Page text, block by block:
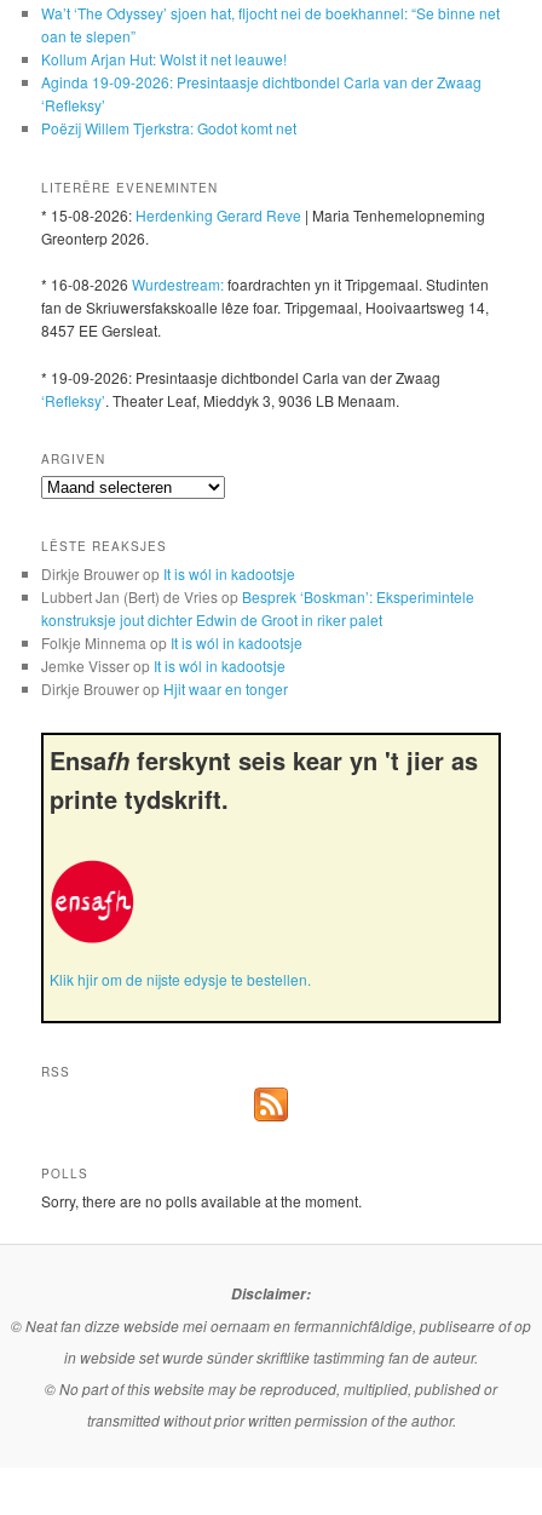
Wa’t ‘The Odyssey’ sjoen hat, fljocht nei de boekhannel: “Se binne net
oan te slepen”
Kollum Arjan Hut: Wolst it net leauwe!
Aginda 19-09-2026: Presintaasje dichtbondel Carla van der Zwaag
‘Refleksy’
Poëzij Willem Tjerkstra: Godot komt net
LITERÊRE EVENEMINTEN
* 15-08-2026: Herdenking Gerard Reve | Maria Tenhemelopneming
Greonterp 2026.
* 16-08-2026Wurdestream:foardrachten yn it Tripgemaal. Studinten
fan de Skriuwersfakskoalle lêze foar. Tripgemaal, Hooivaartsweg 14,
8457 EE Gersleat.
* 19-09-2026: Presintaasje dichtbondel Carla van der Zwaag
‘Refleksy’. Theater Leaf, Mieddyk 3, 9036 LB Menaam.
ARGIVEN
Argiven
LÊSTE REAKSJES
Dirkje Brouwerop It is wól in kadootsje
Lubbert Jan (Bert) de Vriesop Besprek ‘Boskman’: Eksperimintele
konstruksje jout dichter Edwin de Groot in riker palet
Folkje Minnema op It is wól in kadootsje
Jemke Visserop It is wól in kadootsje
Dirkje Brouwerop Hjit waar en tonger
Ensafh ferskynt seis kear yn 't jier as
printe tydskrift.
Klik hjir om de nijste edysje te bestellen.
RSS
POLLS
Sorry, there are no polls available at the moment.
Disclaimer:
© Neat fan dizze webside mei oernaam en fermannichfâldige, publisearre of op
in webside set wurde sûnder skriftlike tastimming fan de auteur.
© No part of this website may be reproduced, multiplied, published or
transmitted without prior written permission of the author.